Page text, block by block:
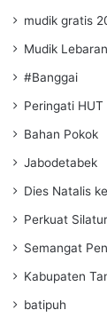
mudik gratis
Mudik Lebaran
#Banggai
Peringati HUT
Bahan Pokok
Jabodetabek
Dies Natalis
Perkuat
Semangat
Kabupaten
batipuh